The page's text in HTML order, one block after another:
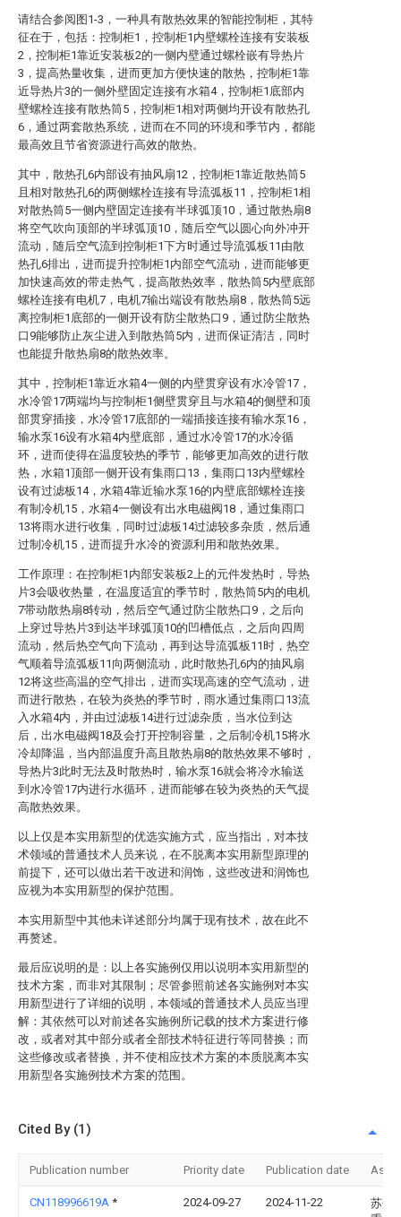
请结合参阅图1-3，一种具有散热效果的智能控制柜，其特
征在于，包括：控制柜1，控制柜1内壁螺栓连接有安装板
2，控制柜1靠近安装板2的一侧内壁通过螺栓嵌有导热片
3，提高热量收集，进而更加方便快速的散热，控制柜1靠
近导热片3的一侧外壁固定连接有水箱4，控制柜1底部内
壁螺栓连接有散热筒5，控制柜1相对两侧均开设有散热孔
6，通过两套散热系统，进而在不同的环境和季节内，都能
最高效且节省资源进行高效的散热。
其中，散热孔6内部设有抽风扇12，控制柜1靠近散热筒5
且相对散热孔6的两侧螺栓连接有导流弧板11，控制柜1相
对散热筒5一侧内壁固定连接有半球弧顶10，通过散热扇8
将空气吹向顶部的半球弧顶10，随后空气以圆心向外冲开
流动，随后空气流到控制柜1下方时通过导流弧板11由散
热孔6排出，进而提升控制柜1内部空气流动，进而能够更
加快速高效的带走热气，提高散热效率，散热筒5内壁底部
螺栓连接有电机7，电机7输出端设有散热扇8，散热筒5远
离控制柜1底部的一侧开设有防尘散热口9，通过防尘散热
口9能够防止灰尘进入到散热筒5内，进而保证清洁，同时
也能提升散热扇8的散热效率。
其中，控制柜1靠近水箱4一侧的内壁贯穿设有水冷管17，
水冷管17两端均与控制柜1侧壁贯穿且与水箱4的侧壁和顶
部贯穿插接，水冷管17底部的一端插接连接有输水泵16，
输水泵16设有水箱4内壁底部，通过水冷管17的水冷循
环，进而使得在温度较热的季节，能够更加高效的进行散
热，水箱1顶部一侧开设有集雨口13，集雨口13内壁螺栓
设有过滤板14，水箱4靠近输水泵16的内壁底部螺栓连接
有制冷机15，水箱4一侧设有出水电磁阀18，通过集雨口
13将雨水进行收集，同时过滤板14过滤较多杂质，然后通
过制冷机15，进而提升水冷的资源利用和散热效果。
工作原理：在控制柜1内部安装板2上的元件发热时，导热
片3会吸收热量，在温度适宜的季节时，散热筒5内的电机
7带动散热扇8转动，然后空气通过防尘散热口9，之后向
上穿过导热片3到达半球弧顶10的凹槽低点，之后向四周
流动，然后热空气向下流动，再到达导流弧板11时，热空
气顺着导流弧板11向两侧流动，此时散热孔6内的抽风扇
12将这些高温的空气排出，进而实现高速的空气流动，进
而进行散热，在较为炎热的季节时，雨水通过集雨口13流
入水箱4内，并由过滤板14进行过滤杂质，当水位到达
后，出水电磁阀18及会打开控制容量，之后制冷机15将水
冷却降温，当内部温度升高且散热扇8的散热效果不够时，
导热片3此时无法及时散热时，输水泵16就会将冷水输送
到水冷管17内进行水循环，进而能够在较为炎热的天气提
高散热效果。
以上仅是本实用新型的优选实施方式，应当指出，对本技
术领域的普通技术人员来说，在不脱离本实用新型原理的
前提下，还可以做出若干改进和润饰，这些改进和润饰也
应视为本实用新型的保护范围。
本实用新型中其他未详述部分均属于现有技术，故在此不
再赘述。
最后应说明的是：以上各实施例仅用以说明本实用新型的
技术方案，而非对其限制；尽管参照前述各实施例对本实
用新型进行了详细的说明，本领域的普通技术人员应当理
解：其依然可以对前述各实施例所记载的技术方案进行修
改，或者对其中部分或者全部技术特征进行等同替换；而
这些修改或者替换，并不使相应技术方案的本质脱离本实
用新型各实施例技术方案的范围。
Cited By (1)
Publication number Priority date Publication date
CN118996619A * 2024-09-27 2024-11-22
苏州